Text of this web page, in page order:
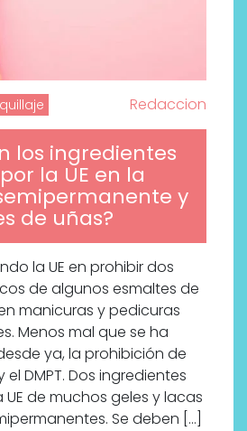
Redaccion
los ingredientes
la UE en la
y
de uñas?
la UE en prohibir dos
de algunos esmaltes de
manicuras y pedicuras
Menos mal que se ha
ya, la prohibición de
el DMPT. Dos ingredientes
de muchos geles y lacas
Se deben […]